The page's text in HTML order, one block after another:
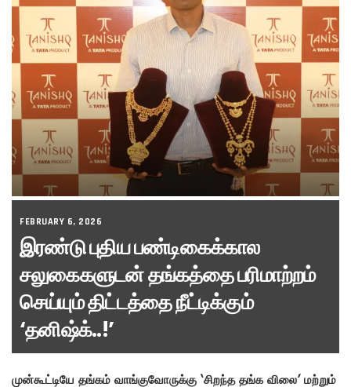
FEBRUARY 6, 2026
இரண்டு புதிய பண்டிகைக்கால
சலுகைகளுடன் தங்கத்தை பரிமாற்றம்
செய்யும் திட்டத்தை நீட்டிக்கும்
‘தனிஷ்க்..!’
முன்கூட்டியே தங்கம் வாங்குவோருக்கு ‘சிறந்த தங்க விலை’ மற்றும்